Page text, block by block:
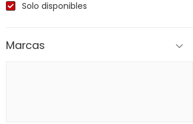
Solo disponibles
Marcas